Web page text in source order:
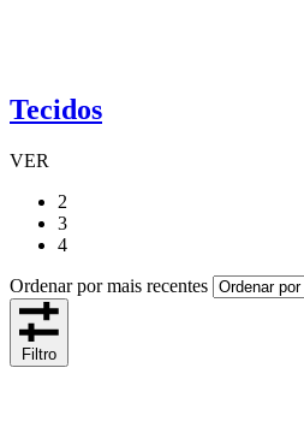
Tecidos
VER
2
3
4
Ordenar por mais recentes
Filtro